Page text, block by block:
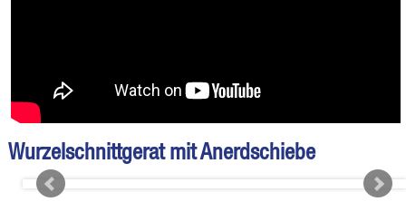
Wurzelschnittgerat mit Anerdschiebe